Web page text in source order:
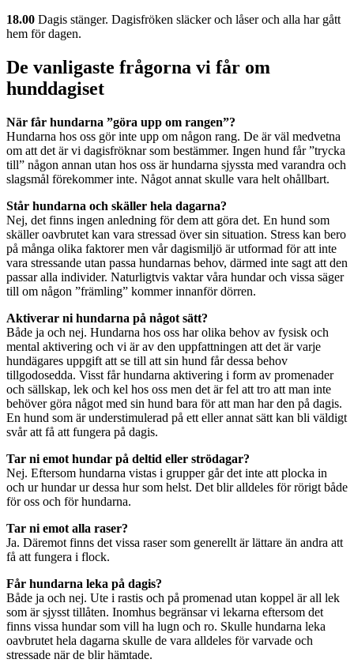
18.00 Dagis stänger. Dagisfröken släcker och låser och alla har gått
hem för dagen.
De vanligaste frågorna vi får om
hunddagiset
När får hundarna ”göra upp om rangen”?
Hundarna hos oss gör inte upp om någon rang. De är väl medvetna
om att det är vi dagisfröknar som bestämmer. Ingen hund får ”trycka
till” någon annan utan hos oss är hundarna sjyssta med varandra och
slagsmål förekommer inte. Något annat skulle vara helt ohållbart.
Står hundarna och skäller hela dagarna?
Nej, det finns ingen anledning för dem att göra det. En hund som
skäller oavbrutet kan vara stressad över sin situation. Stress kan bero
på många olika faktorer men vår dagismiljö är utformad för att inte
vara stressande utan passa hundarnas behov, därmed inte sagt att den
passar alla individer. Naturligtvis vaktar våra hundar och vissa säger
till om någon ”främling” kommer innanför dörren.
Aktiverar ni hundarna på något sätt?
Både ja och nej. Hundarna hos oss har olika behov av fysisk och
mental aktivering och vi är av den uppfattningen att det är varje
hundägares uppgift att se till att sin hund får dessa behov
tillgodosedda. Visst får hundarna aktivering i form av promenader
och sällskap, lek och kel hos oss men det är fel att tro att man inte
behöver göra något med sin hund bara för att man har den på dagis.
En hund som är understimulerad på ett eller annat sätt kan bli väldigt
svår att få att fungera på dagis.
Tar ni emot hundar på deltid eller strödagar?
Nej. Eftersom hundarna vistas i grupper går det inte att plocka in
och ur hundar ur dessa hur som helst. Det blir alldeles för rörigt både
för oss och för hundarna.
Tar ni emot alla raser?
Ja. Däremot finns det vissa raser som generellt är lättare än andra att
få att fungera i flock.
Får hundarna leka på dagis?
Både ja och nej. Ute i rastis och på promenad utan koppel är all lek
som är sjysst tillåten. Inomhus begränsar vi lekarna eftersom det
finns vissa hundar som vill ha lugn och ro. Skulle hundarna leka
oavbrutet hela dagarna skulle de vara alldeles för varvade och
stressade när de blir hämtade.